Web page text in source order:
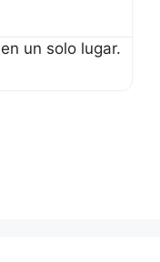
un solo lugar.